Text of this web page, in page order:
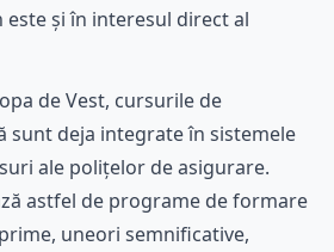
este și în interesul direct al
de Vest, cursurile de
sunt deja integrate în sistemele
ale polițelor de asigurare.
astfel de programe de formare
uneori semnificative,